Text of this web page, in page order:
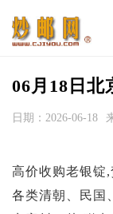
06月18日北
日期：2026-06-18
高价收购老银锭
各类清朝、民国